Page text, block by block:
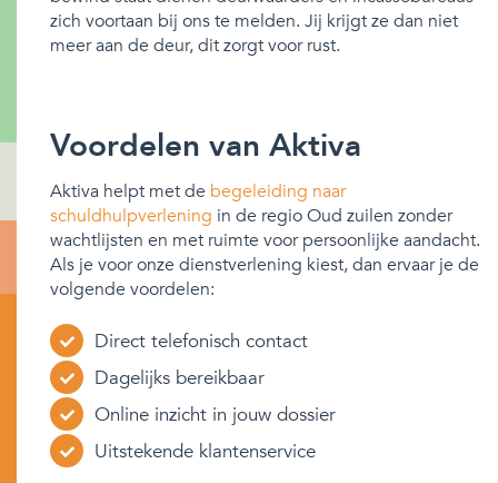
zich voortaan bij ons te melden. Jij krijgt ze dan niet
meer aan de deur, dit zorgt voor rust.
Voordelen van Aktiva
Aktiva helpt met de begeleiding naar
schuldhulpverlening in de regio Oud zuilen zonder
wachtlijsten en met ruimte voor persoonlijke aandacht.
Als je voor onze dienstverlening kiest, dan ervaar je de
volgende voordelen:
Direct telefonisch contact
Dagelijks bereikbaar
Online inzicht in jouw dossier
Uitstekende klantenservice